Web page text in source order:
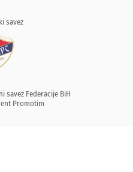
savez
savez Federacije BiH
Promotim